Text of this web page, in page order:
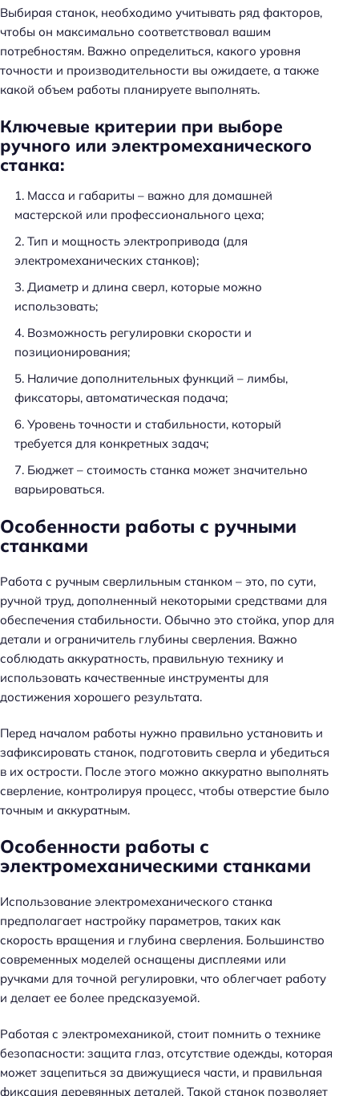
Выбирая станок, необходимо учитывать ряд факторов,
чтобы он максимально соответствовал вашим
потребностям. Важно определиться, какого уровня
точности и производительности вы ожидаете, а также
какой объем работы планируете выполнять.
Ключевые критерии при выборе
ручного или электромеханического
станка:
Масса и габариты – важно для домашней
мастерской или профессионального цеха;
Тип и мощность электропривода (для
электромеханических станков);
Диаметр и длина сверл, которые можно
использовать;
Возможность регулировки скорости и
позиционирования;
Наличие дополнительных функций – лимбы,
фиксаторы, автоматическая подача;
Уровень точности и стабильности, который
требуется для конкретных задач;
Бюджет – стоимость станка может значительно
варьироваться.
Особенности работы с ручными
станками
Работа с ручным сверлильным станком – это, по сути,
ручной труд, дополненный некоторыми средствами для
обеспечения стабильности. Обычно это стойка, упор для
детали и ограничитель глубины сверления. Важно
соблюдать аккуратность, правильную технику и
использовать качественные инструменты для
достижения хорошего результата.
Перед началом работы нужно правильно установить и
зафиксировать станок, подготовить сверла и убедиться
в их острости. После этого можно аккуратно выполнять
сверление, контролируя процесс, чтобы отверстие было
точным и аккуратным.
Особенности работы с
электромеханическими станками
Использование электромеханического станка
предполагает настройку параметров, таких как
скорость вращения и глубина сверления. Большинство
современных моделей оснащены дисплеями или
ручками для точной регулировки, что облегчает работу
и делает ее более предсказуемой.
Работая с электромеханикой, стоит помнить о технике
безопасности: защита глаз, отсутствие одежды, которая
может зацепиться за движущиеся части, и правильная
фиксация деревянных деталей. Такой станок позволяет